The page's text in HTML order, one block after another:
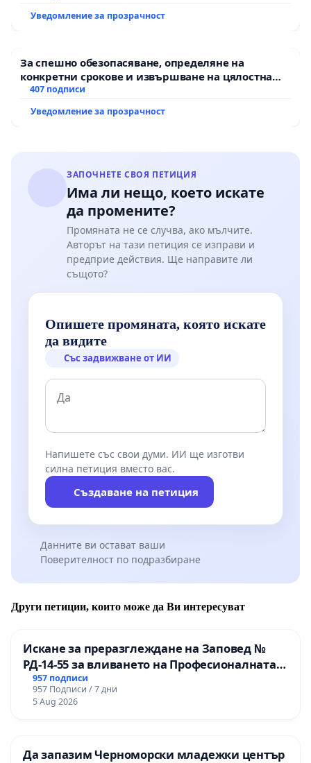
Уведомление за прозрачност
За спешно обезопасяване, определяне на
конкретни срокове и извършване на цялостна
рехабилитация на републиканския път между
Мирово - к.к. Момин проход
407 подписи
Уведомление за прозрачност
ЗАПОЧНЕТЕ СВОЯ ПЕТИЦИЯ
Има ли нещо, което искате
да промените?
Промяната не се случва, ако мълчите.
Авторът на тази петиция се изправи и
предприе действия. Ще направите ли
същото?
Опишете промяната, която искате
да видите
Със задвижване от ИИ
Напишете със свои думи. ИИ ще изготви
силна петиция вместо вас.
Създаване на петиция
Данните ви остават ваши
Поверителност по подразбиране
Други петиции, които може да Ви интересуват
Искане за преразглеждане на Заповед №
РД-14-55 за вливането на Професионалната
гимназия по промишлени технологии в
Професионалната гимназия по икономика и
мениджмънт – гр. Пазарджик
957 подписи
957 Подписи / 7 дни
5 Aug 2026
Да запазим Черноморски младежки център